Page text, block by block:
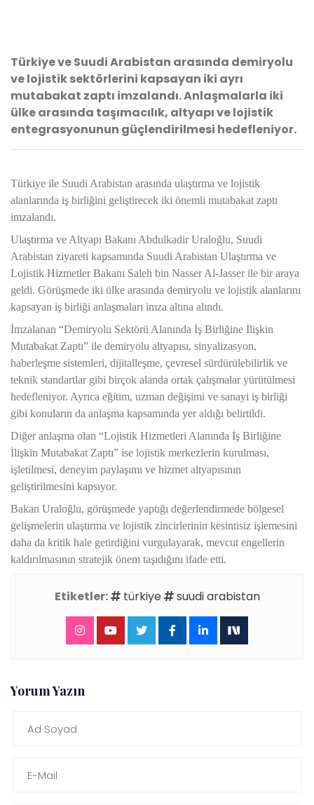
Türkiye ve Suudi Arabistan arasında demiryolu
ve lojistik sektörlerini kapsayan iki ayrı
mutabakat zaptı imzalandı. Anlaşmalarla iki
ülke arasında taşımacılık, altyapı ve lojistik
entegrasyonunun güçlendirilmesi hedefleniyor.
Türkiye ile Suudi Arabistan arasında ulaştırma ve lojistik
alanlarında iş birliğini geliştirecek iki önemli mutabakat zaptı
imzalandı.
Ulaştırma ve Altyapı Bakanı Abdulkadir Uraloğlu, Suudi
Arabistan ziyareti kapsamında Suudi Arabistan Ulaştırma ve
Lojistik Hizmetler Bakanı Saleh bin Nasser Al-Jasser ile bir araya
geldi. Görüşmede iki ülke arasında demiryolu ve lojistik alanlarını
kapsayan iş birliği anlaşmaları imza altına alındı.
İmzalanan “Demiryolu Sektörü Alanında İş Birliğine İlişkin
Mutabakat Zaptı” ile demiryolu altyapısı, sinyalizasyon,
haberleşme sistemleri, dijitalleşme, çevresel sürdürülebilirlik ve
teknik standartlar gibi birçok alanda ortak çalışmalar yürütülmesi
hedefleniyor. Ayrıca eğitim, uzman değişimi ve sanayi iş birliği
gibi konuların da anlaşma kapsamında yer aldığı belirtildi.
Diğer anlaşma olan “Lojistik Hizmetleri Alanında İş Birliğine
İlişkin Mutabakat Zaptı” ise lojistik merkezlerin kurulması,
işletilmesi, deneyim paylaşımı ve hizmet altyapısının
geliştirilmesini kapsıyor.
Bakan Uraloğlu, görüşmede yaptığı değerlendirmede bölgesel
gelişmelerin ulaştırma ve lojistik zincirlerinin kesintisiz işlemesini
daha da kritik hale getirdiğini vurgulayarak, mevcut engellerin
kaldırılmasının stratejik önem taşıdığını ifade etti.
Etiketler: türkiye suudi arabistan
Yorum Yazın